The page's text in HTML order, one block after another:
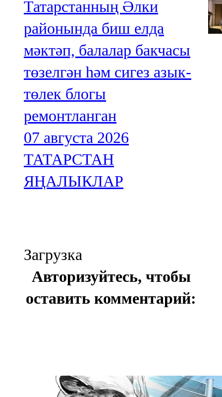
Татарстанның Әлки
районында биш елда
мәктәп, балалар бакчасы
төзелгән һәм сигез азык-
төлек блогы
ремонтланган
07 августа 2026
ТАТАРСТАН
ЯҢАЛЫКЛАР
Загрузка
Авторизуйтесь, чтобы
оставить комментарий: